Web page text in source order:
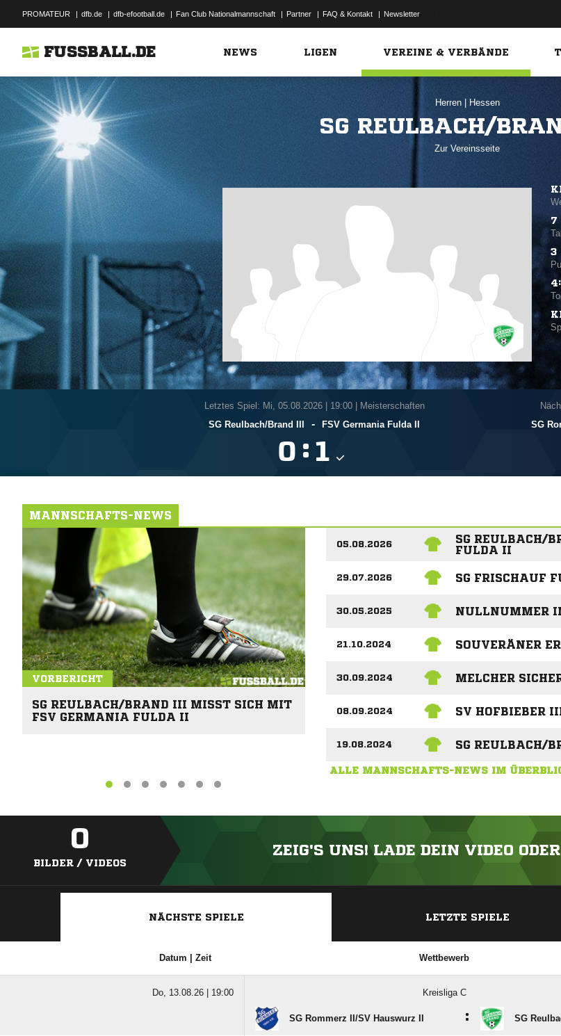
PROMATEUR | dfb.de | dfb-efootball.de | Fan Club Nationalmannschaft | Partner | FAQ & Kontakt | Newsletter
FUSSBALL.DE NEWS LIGEN VEREINE & VERBÄNDE
Herren Hessen
SG REULBACH/
Zur Vereinsseite
7
3
Letztes Spiel: Mi, 05.08.2026| 19:00 | Meisterschaften
SG Reulbach/​Brand III
- FSV Germania Fulda II
 : 
SG
MANNSCHAFTS-NEWS
VORBERICHT
SG REULBACH/BRAND III MISST SICH MIT
FSV GERMANIA FULDA II
05.08.2026
SG REULBACH/
FULDA II
29.07.2026 SG FRISCHAUF
30.05.2025 NULLNUMMER
21.10.2024 SOUVERÄNER
30.09.2024 MELCHER
08.09.2024 SV HOFBIEBER
19.08.2024 SG REULBACH/
ALLE MANNSCHAFTS-NEWS IM
0
BILDER / VIDEOS
ZEIG'S UNS! LADE DEIN VIDEO
NÄCHSTE SPIELE LETZTE SPIELE
Datum | Zeit Wettbewerb
Do, 13.08.26 | 19:00 Kreisliga C
SG Rommerz II/​SV Hauswurz II : SG